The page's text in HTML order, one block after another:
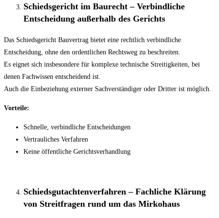
Schiedsgericht im Baurecht – Verbindliche
Entscheidung außerhalb des Gerichts
Das Schiedsgericht Bauvertrag bietet eine rechtlich verbindliche
Entscheidung, ohne den ordentlichen Rechtsweg zu beschreiten.
Es eignet sich insbesondere für komplexe technische Streitigkeiten, bei
denen Fachwissen entscheidend ist.
Auch die Einbeziehung externer Sachverständiger oder Dritter ist möglich.
Vorteile:
Schnelle, verbindliche Entscheidungen
Vertrauliches Verfahren
Keine öffentliche Gerichtsverhandlung
Schiedsgutachtenverfahren – Fachliche Klärung
von Streitfragen rund um das Mirkohaus